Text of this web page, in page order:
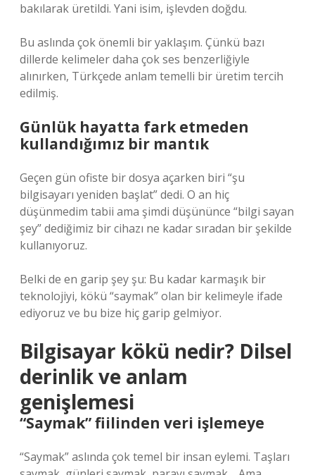
bakılarak üretildi. Yani isim, işlevden doğdu.
Bu aslında çok önemli bir yaklaşım. Çünkü bazı
dillerde kelimeler daha çok ses benzerliğiyle
alınırken, Türkçede anlam temelli bir üretim tercih
edilmiş.
Günlük hayatta fark etmeden
kullandığımız bir mantık
Geçen gün ofiste bir dosya açarken biri “şu
bilgisayarı yeniden başlat” dedi. O an hiç
düşünmedim tabii ama şimdi düşününce “bilgi sayan
şey” dediğimiz bir cihazı ne kadar sıradan bir şekilde
kullanıyoruz.
Belki de en garip şey şu: Bu kadar karmaşık bir
teknolojiyi, kökü “saymak” olan bir kelimeyle ifade
ediyoruz ve bu bize hiç garip gelmiyor.
Bilgisayar kökü nedir? Dilsel
derinlik ve anlam
genişlemesi
“Saymak” fiilinden veri işlemeye
“Saymak” aslında çok temel bir insan eylemi. Taşları